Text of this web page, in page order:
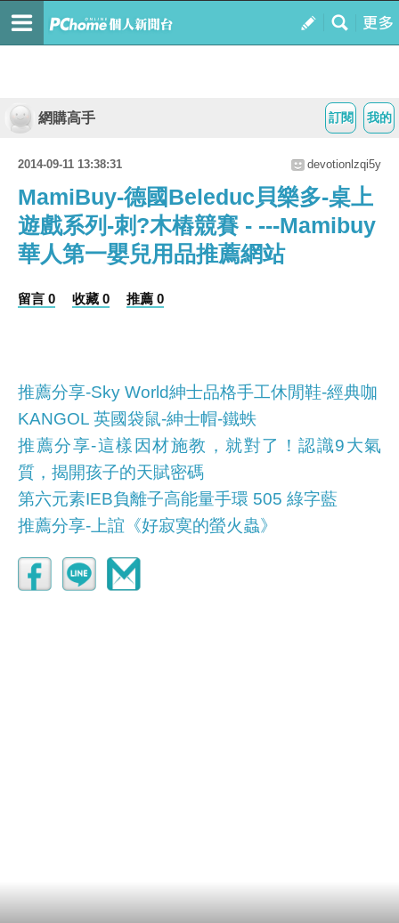
我的
訂閱
網購高手
2014-09-11 13:38:31 devotionlzqi5y
MamiBuy-德國Beleduc貝樂多-桌上
遊戲系列-刺?木樁競賽 - ---Mamibuy
華人第一嬰兒用品推薦網站
留言 0 收藏 0 推薦 0
推薦分享-Sky World紳士品格手工休閒鞋-經典咖
KANGOL 英國袋鼠-紳士帽-鐵蛈
推薦分享-這樣因材施教，就對了！認識9大氣
質，揭開孩子的天賦密碼
第六元素IEB負離子高能量手環 505 綠字藍
推薦分享-上誼《好寂寞的螢火蟲》